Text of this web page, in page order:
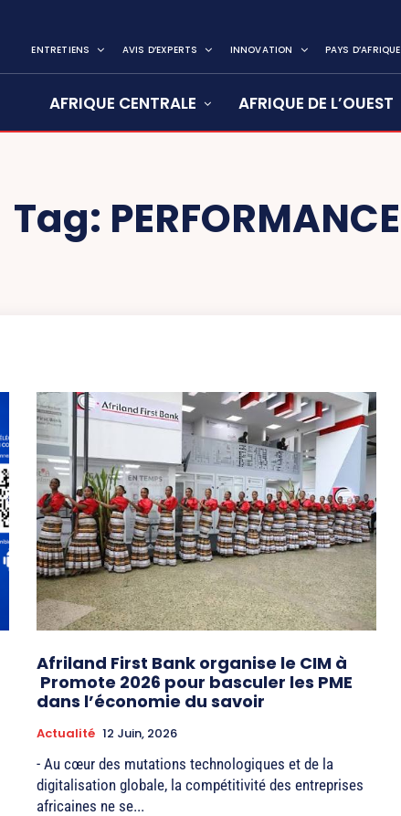
ENTRETIENS AVIS D’EXPERTS INNOVATION PAYS D’AFRIQUE
AFRIQUE CENTRALE AFRIQUE DE L’OUEST
Tag: PERFORMANCE
Afriland First Bank organise le CIM à
Promote 2026 pour basculer les PME
dans l’économie du savoir
Actualité 12 Juin, 2026
- Au cœur des mutations technologiques et de la
digitalisation globale, la compétitivité des entreprises
africaines ne se...